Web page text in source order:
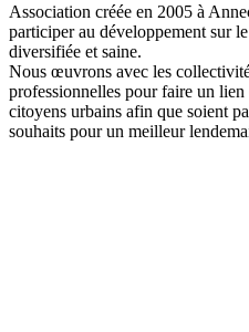
Association créée en 2005 à
participer au développement sur
diversifiée et saine.
Nous œuvrons avec les
professionnelles pour faire un lien
citoyens urbains afin que soient
souhaits pour un meilleur